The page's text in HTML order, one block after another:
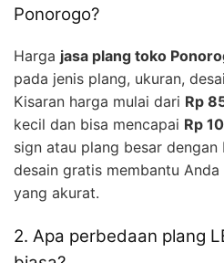
Ponorogo?
Harga jasa plang toko
pada jenis plang, ukuran,
Kisaran harga mulai dari Rp
kecil dan bisa mencapai Rp
sign atau plang besar dengan
desain gratis membantu
yang akurat.
2. Apa perbedaan plang